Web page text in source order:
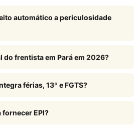
automático a periculosidade
do frentista em Pará em 2026?
férias, 13º e FGTS?
fornecer EPI?